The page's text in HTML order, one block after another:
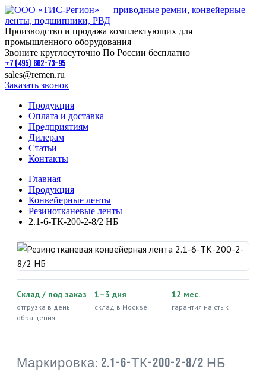
Производство и продажа комплектующих для
промышленного оборудования
Звоните круглосуточно По России бесплатно
+7 (495) 662-73-95
sales@remen.ru
Заказать звонок
Продукция
Оплата и доставка
Предприятиям
Дилерам
Статьи
Контакты
Главная
Продукция
Конвейерные ленты
Резинотканевые ленты
2.1-6-ТК-200-2-8/2 НБ
Склад / под заказ
отгрузка в день
обращения
1–3 дня
склад в Москве
12 мес.
гарантия на стык
Маркировка: 2.1-6-ТК-200-2-8/2 НБ